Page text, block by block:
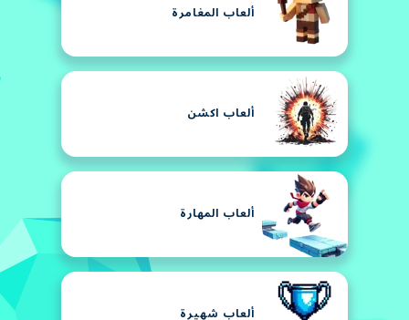
ألعاب المغامرة
ألعاب اكشن
ألعاب المهارة
ألعاب شهيرة